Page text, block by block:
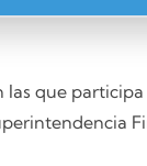
las que